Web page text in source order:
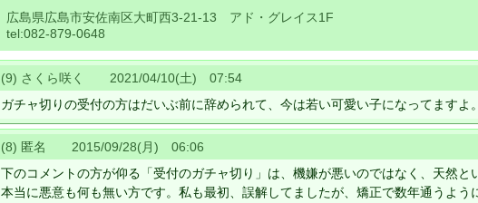
広島県広島市安佐南区大町西3-21-13 アド・グレイス1F
tel:082-879-0648
(9) さくら咲く 2021/04/10(土) 07:54
ガチャ切りの受付の方はだいぶ前に辞められて、今は若い可愛い子になってますよ。
(8) 匿名 2015/09/28(月) 06:06
下のコメントの方が仰る「受付のガチャ切り」は、機嫌が悪いのではなく、天然と
本当に悪意も何も無い方です。私も最初、誤解してましたが、矯正で数年通うよう